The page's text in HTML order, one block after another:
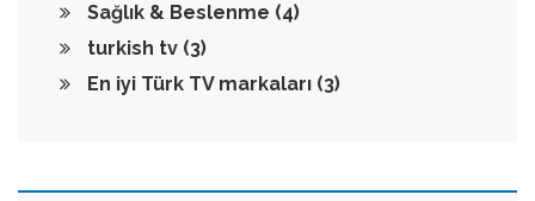
Sağlık & Beslenme (4)
turkish tv (3)
En iyi Türk TV markaları (3)